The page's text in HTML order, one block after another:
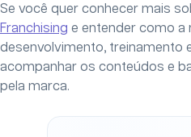
Se você quer conhecer mais
Franchising e entender como a
desenvolvimento, treinamento
acompanhar os conteúdos e
pela marca.